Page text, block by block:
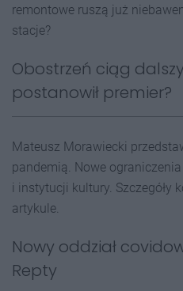
remontowe ruszą już
stacje?
Obostrzeń ciąg
postanowił premier?
Mateusz Morawiecki
pandemią. Nowe
i instytucji kultury. Szczegóły
artykule.
Nowy oddział
Repty